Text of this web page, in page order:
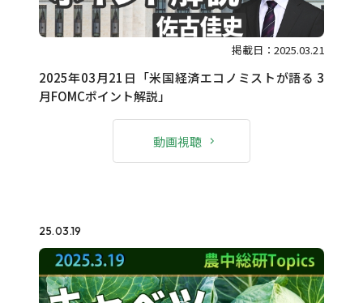
掲載日：2025.03.21
2025年03月21日「米国経済エコノミストが語る 3
月FOMCポイント解説」
動画視聴
25.03.19